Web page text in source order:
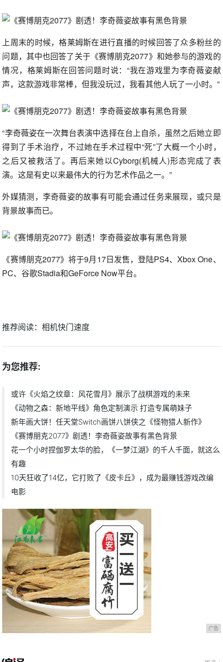
上周末的时候，格莱姆斯在进行直播的时候回答了众多粉丝的
问题，其中也回答了关于《赛博朋克2077》和她参与的游戏的
情况，格莱姆斯在回答问题时说：“我在游戏里为李奇薇姿献
声，这款游戏非常棒，但我没玩过，我看其他人玩了一小时。”
“李奇薇姿在一次舞台表演中选择在台上自杀，虽然之后她立即
得到了手术治疗，不过她在手术过程中“死”了大概一个小时，
之后又被救活了。再后来她以Cyborg(机械人)形态完成了表
演。这是有史以来最伟大的行为艺术作品之一。”
外媒猜测，李奇薇姿的故事有可能会通过任务来展现，或只是
背景故事而已。
《赛博朋克2077》将于9月17日发售，登陆PS4、Xbox One、
PC、谷歌Stadia和GeForce Now平台。
推荐阅读：相机快门速度
为您推荐:
或许《火焰之纹章：风花雪月》展示了战棋游戏的未来
《动物之森：新地平线》角色定制演示 打造专属萌妹子
新年画大饼！任天堂Switch画饼八饼侠之《怪物猎人新作》
《赛博朋克2077》剧透！李奇薇姿故事有黑色背景
花一个小时捏伽罗太华的脸，《一梦江湖》的千人千面，就这么
有趣
10天狂收了14亿，它打败了《皮卡丘》，成为最赚钱游戏改编
电影
广告